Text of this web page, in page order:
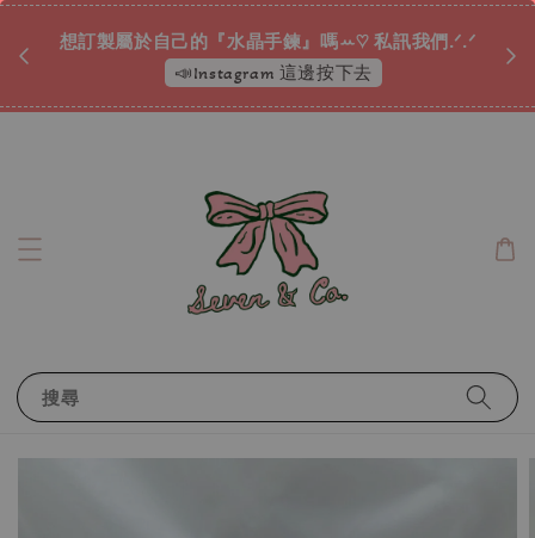
想訂製屬於自己的『水晶手鍊』嗎ꕀ♡ 私訊我們.ᐟ.ᐟ
📣Instagram 這邊按下去
搜尋